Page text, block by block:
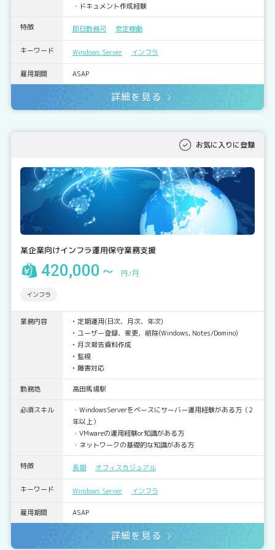
・ドキュメント作成経験
特徴 即日勤務可 安定稼働
キーワード Windows Server インフラ
雇用期間 ASAP
詳細を見る
お気に入りに登録
某企業向けインフラ運用保守業務支援
420,000～ 円/月
インフラ
業務内容
• 定期運⽤(⽇次、⽉次、年次)
• ユーザー登録、変更、削除(Windows, Notes/Domino)
• ⽉次報告資料作成
• 監視
• 障害対応
勤務地 高田馬場駅
必須スキル
・WindowsServerをベースにサーバー運用経験がある方（2
年以上）
・VMwareの運用経験or知識がある方
・ネットワークの基礎的な知識がある方
特徴 長期 オフィスカジュアル
キーワード Windows Server インフラ
雇用期間 ASAP
詳細を見る